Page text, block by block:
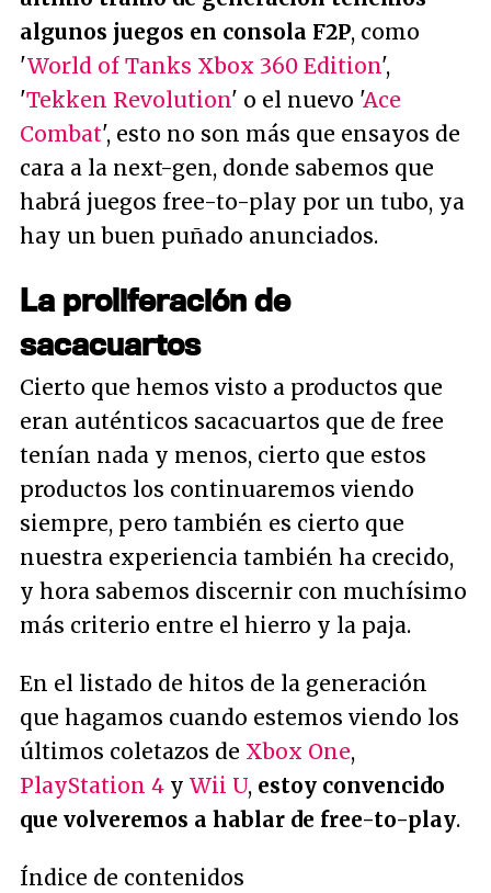
algunos juegos en consola F2P, como
'World of Tanks Xbox 360 Edition',
'Tekken Revolution' o el nuevo 'Ace
Combat', esto no son más que ensayos de
cara a la next-gen, donde sabemos que
habrá juegos free-to-play por un tubo, ya
hay un buen puñado anunciados.
La proliferación de
sacacuartos
Cierto que hemos visto a productos que
eran auténticos sacacuartos que de free
tenían nada y menos, cierto que estos
productos los continuaremos viendo
siempre, pero también es cierto que
nuestra experiencia también ha crecido,
y hora sabemos discernir con muchísimo
más criterio entre el hierro y la paja.
En el listado de hitos de la generación
que hagamos cuando estemos viendo los
últimos coletazos de Xbox One,
PlayStation 4 y Wii U, estoy convencido
que volveremos a hablar de free-to-play.
Índice de contenidos